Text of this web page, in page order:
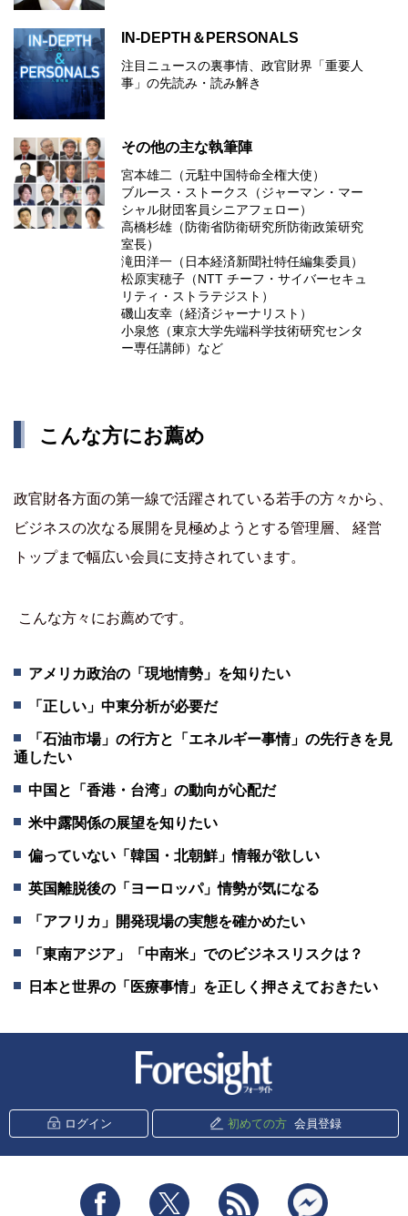
IN-DEPTH＆PERSONALS
注目ニュースの裏事情、政官財界「重要人
事」の先読み・読み解き
その他の主な執筆陣
宮本雄二（元駐中国特命全権大使）
ブルース・ストークス（ジャーマン・マー
シャル財団客員シニアフェロー）
高橋杉雄（防衛省防衛研究所防衛政策研究
室長）
滝田洋一（日本経済新聞社特任編集委員）
松原実穂子（NTT チーフ・サイバーセキュ
リティ・ストラテジスト）
磯山友幸（経済ジャーナリスト）
小泉悠（東京大学先端科学技術研究センタ
ー専任講師）など
こんな方にお薦め
政官財各方面の第一線で活躍されている若手の方々から、
ビジネスの次なる展開を見極めようとする管理層、 経営
トップまで幅広い会員に支持されています。
こんな方々にお薦めです。
アメリカ政治の「現地情勢」を知りたい
「正しい」中東分析が必要だ
「石油市場」の行方と「エネルギー事情」の先行きを見
通したい
中国と「香港・台湾」の動向が心配だ
米中露関係の展望を知りたい
偏っていない「韓国・北朝鮮」情報が欲しい
英国離脱後の「ヨーロッパ」情勢が気になる
「アフリカ」開発現場の実態を確かめたい
「東南アジア」「中南米」でのビジネスリスクは？
日本と世界の「医療事情」を正しく押さえておきたい
ログイン 初めての方 会員登録
Facebook Twitter RSS